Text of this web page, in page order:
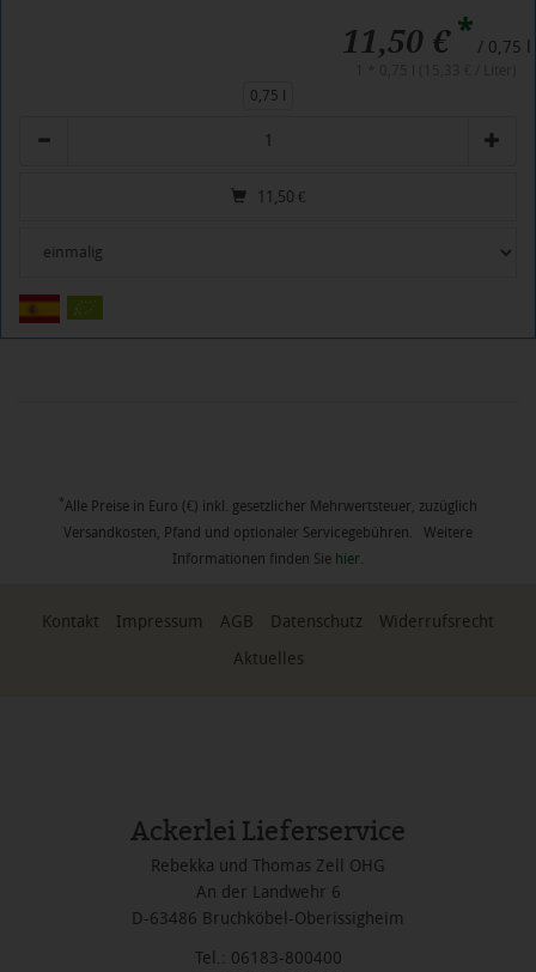
11,50 €* / 0,75 l
0,75 l
11,50 €
* Alle Preise in Euro (€) inkl. gesetzlicher Mehrwertsteuer, zuzüglich
Versandkosten, Pfand und optionaler Servicegebühren. Weitere
Informationen finden Sie hier
Kontakt Impressum AGB Datenschutz
Widerrufsrecht
Aktuelles
Ackerlei Lieferservice
Rebekka und Thomas Zell OHG
An der Landwehr 6
D-63486 Bruchköbel-Oberissigheim
Tel.: 06183-800400